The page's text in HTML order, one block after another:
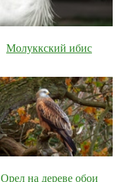
Молуккский ибис
Орел на дереве обои